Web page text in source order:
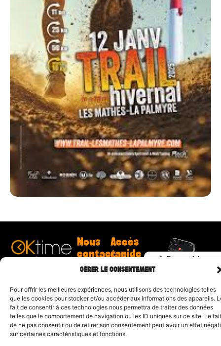
GÉRER LE CONSENTEMENT
Pour offrir les meilleures expériences, nous utilisons des technologies telles
que les cookies pour stocker et/ou accéder aux informations des appareils.
fait de consentir à ces technologies nous permettra de traiter des données
telles que le comportement de navigation ou les ID uniques sur ce site. Le fait
de ne pas consentir ou de retirer son consentement peut avoir un effet
sur certaines caractéristiques et fonctions.
Nous
contacter
Clodomir
Couton
time.fr
Accès
rapide
Événements
Dordogne
Challenge
Trail 17
Demande
de devis
Disponible sur
Google Play
Mentions légales| Propulsé parCYL&COM